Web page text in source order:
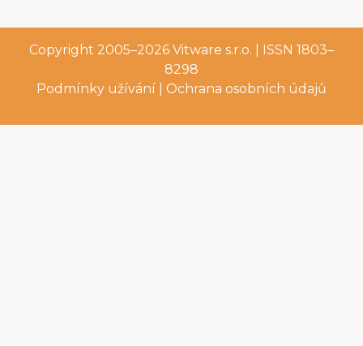
Copyright 2005–2026 Vitware s.r.o. | ISSN 1803–
8298
Podmínky užívání
Ochrana osobních údajů